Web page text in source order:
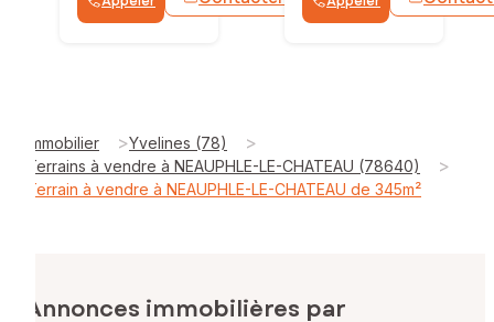
Immobilier >Yvelines (78) >
Terrains à vendre à NEAUPHLE-LE-CHATEAU (78640) >
Terrain à vendre à NEAUPHLE-LE-CHATEAU de 345m²
Annonces immobilières par